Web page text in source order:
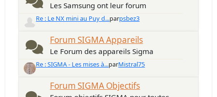
Les Samsung ont leur forum
Re : Le NX mini au Puy d...parpsbez3
Forum SIGMA Appareils
Le Forum des appareils Sigma
Re : SIGMA - Les mises à...parMistral75
Forum SIGMA Objectifs